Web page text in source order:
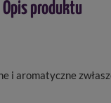
Opis produktu
i aromatyczne